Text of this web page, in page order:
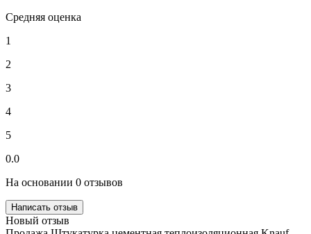
Средняя оценка
1
2
3
4
5
0.0
На основании 0 отзывов
Написать отзыв
Новый отзыв